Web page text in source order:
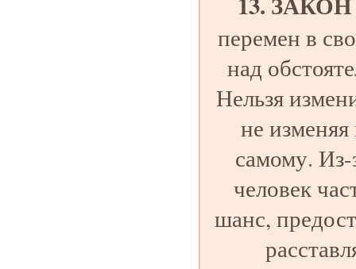
перемен в
над
Нельзя
не
самому. Из-
человек
шанс,